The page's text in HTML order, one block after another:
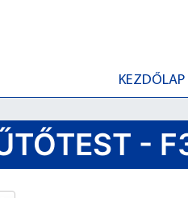
KEZDŐLAP
-